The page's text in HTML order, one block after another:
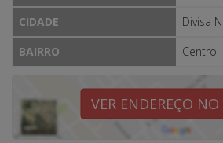
CIDADE
Divisa
BAIRRO
Centro
VER ENDEREÇO